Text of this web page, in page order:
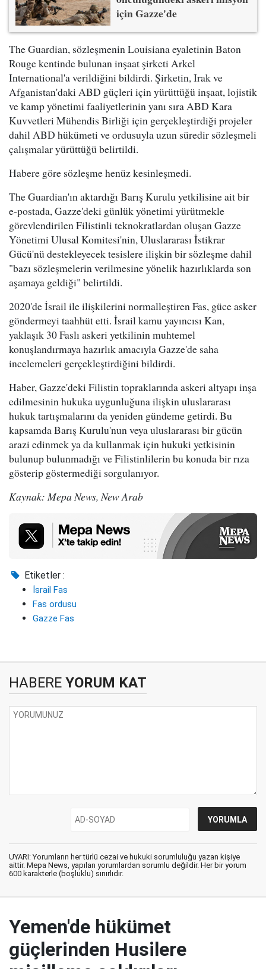
için Gazze'de
The Guardian, sözleşmenin Louisiana eyaletinin Baton
Rouge kentinde bulunan inşaat şirketi Arkel
International'a verildiğini bildirdi. Şirketin, Irak ve
Afganistan'daki ABD güçleri için yürüttüğü inşaat, lojistik
ve kamp yönetimi faaliyetlerinin yanı sıra ABD Kara
Kuvvetleri Mühendis Birliği için gerçekleştirdiği projeler
dahil ABD hükümeti ve ordusuyla uzun süredir sözleşmeli
çalışmalar yürüttüğü belirtildi.
Habere göre sözleşme henüz kesinleşmedi.
The Guardian'ın aktardığı Barış Kurulu yetkilisine ait bir
e-postada, Gazze'deki günlük yönetimi yürütmekle
görevlendirilen Filistinli teknokratlardan oluşan Gazze
Yönetimi Ulusal Komitesi'nin, Uluslararası İstikrar
Gücü'nü destekleyecek tesislere ilişkin bir sözleşme dahil
"bazı sözleşmelerin verilmesine yönelik hazırlıklarda son
aşamaya geldiği" belirtildi.
2020'de İsrail ile ilişkilerini normalleştiren Fas, güce asker
göndermeyi taahhüt etti. İsrail kamu yayıncısı Kan,
yaklaşık 30 Faslı askeri yetkilinin muhtemel
konuşlandırmaya hazırlık amacıyla Gazze'de saha
incelemeleri gerçekleştirdiğini bildirdi.
Haber, Gazze'deki Filistin topraklarında askeri altyapı inşa
edilmesinin hukuka uygunluğuna ilişkin uluslararası
hukuk tartışmalarını da yeniden gündeme getirdi. Bu
kapsamda Barış Kurulu'nun veya uluslararası bir gücün
arazi edinmek ya da kullanmak için hukuki yetkisinin
bulunup bulunmadığı ve Filistinlilerin bu konuda bir rıza
gösterip göstermediği sorgulanıyor.
Kaynak: Mepa News, New Arab
Etiketler :
İsrail Fas
Fas ordusu
Gazze Fas
HABERE YORUM KAT
UYARI: Yorumların her türlü cezai ve hukuki sorumluluğu yazan kişiye
aittir. Mepa News, yapılan yorumlardan sorumlu değildir. Her bir yorum
600 karakterle (boşluklu) sınırlıdır.
Yemen'de hükümet
güçlerinden Husilere